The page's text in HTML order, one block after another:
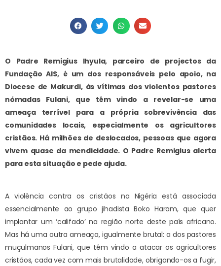
O Padre Remigius Ihyula, parceiro de projectos da
Fundação AIS, é um dos responsáveis pelo apoio, na
Diocese de Makurdi, às vítimas dos violentos pastores
nómadas Fulani, que têm vindo a revelar-se uma
ameaça terrível para a própria sobrevivência das
comunidades locais, especialmente os agricultores
cristãos. Há milhões de deslocados, pessoas que agora
vivem quase da mendicidade. O Padre Remigius alerta
para esta situação e pede ajuda.
A violência contra os cristãos na Nigéria está associada
essencialmente ao grupo jihadista Boko Haram, que quer
implantar um ‘califado’ na região norte deste país africano.
Mas há uma outra ameaça, igualmente brutal: a dos pastores
muçulmanos Fulani, que têm vindo a atacar os agricultores
cristãos, cada vez com mais brutalidade, obrigando-os a fugir,